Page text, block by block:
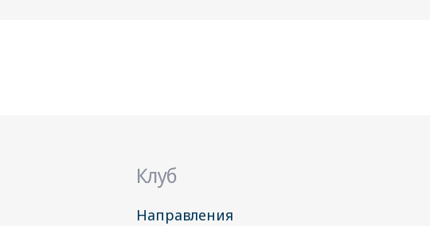
Клуб
Направления